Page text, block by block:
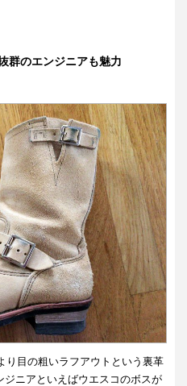
群のエンジニアも魅力
り目の粗いラフアウトという裏革
ニアといえばウエスコのボスが